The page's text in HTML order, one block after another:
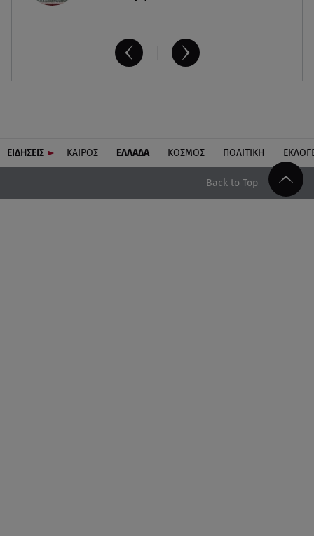
ΕΙΔΗΣΕΙΣ ΚΑΙΡΟΣ ΕΛΛΑΔΑ ΚΟΣΜΟΣ ΠΟΛΙΤΙΚΗ
Back to Top